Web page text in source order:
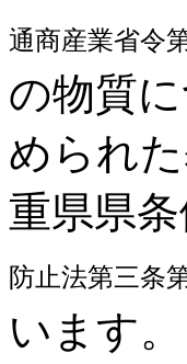
通商産業省令第
の物質
められ
重県県条
防止法第三条
います。